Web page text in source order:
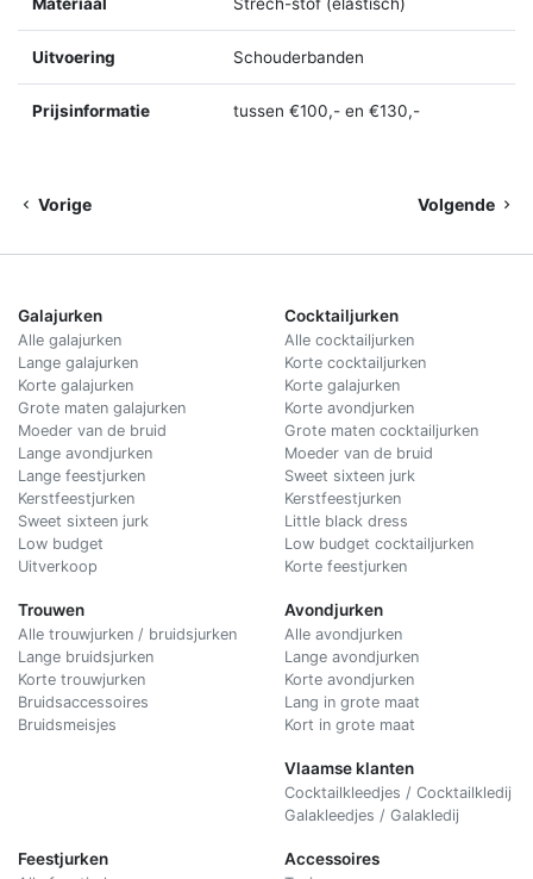
Uitvoering Schouderbanden
Prijsinformatie tussen €100,- en €130,-
Vorige Volgende
Galajurken
Alle galajurken
Lange galajurken
Korte galajurken
Grote maten galajurken
Moeder van de bruid
Lange avondjurken
Lange feestjurken
Kerstfeestjurken
Sweet sixteen jurk
Low budget
Uitverkoop
Trouwen
Alle trouwjurken / bruidsjurken
Lange bruidsjurken
Korte trouwjurken
Bruidsaccessoires
Bruidsmeisjes
Cocktailjurken
Alle cocktailjurken
Korte cocktailjurken
Korte galajurken
Korte avondjurken
Grote maten cocktailjurken
Moeder van de bruid
Sweet sixteen jurk
Kerstfeestjurken
Little black dress
Low budget cocktailjurken
Korte feestjurken
Avondjurken
Alle avondjurken
Lange avondjurken
Korte avondjurken
Lang in grote maat
Kort in grote maat
Vlaamse klanten
Cocktailkleedjes / Cocktailkledij
Galakleedjes / Galakledij
Feestjurken Accessoires